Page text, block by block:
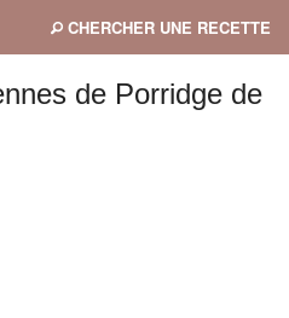
CHERCHER UNE RECETTE
de Porridge de